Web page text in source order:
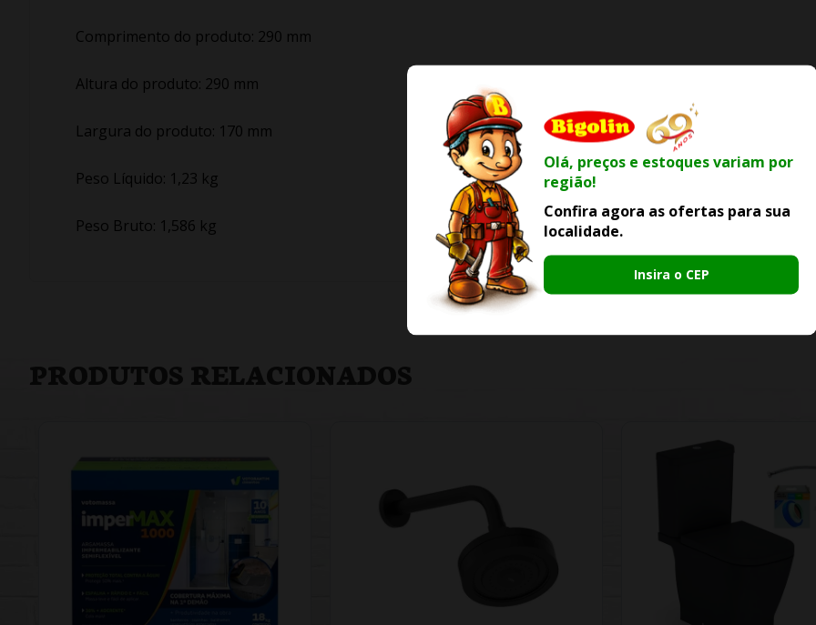
Olá, preços e estoques variam por
região!
Confira agora as ofertas para sua
localidade.
Insira o CEP
PRODUTOS RELACIONADOS
Comprimento do produto: 290 mm
Altura do produto: 290 mm
Largura do produto: 170 mm
Peso Líquido: 1,23 kg
Peso Bruto: 1,586 kg